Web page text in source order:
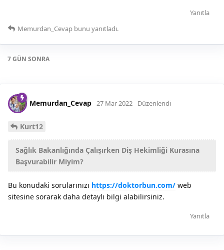
Yanıtla
Memurdan_Cevap bunu yanıtladı.
7 GÜN SONRA
Memurdan_Cevap 27 Mar 2022 Düzenlendi
Kurt12
Sağlık Bakanlığında Çalışırken Diş Hekimliği Kurasına
Başvurabilir Miyim?
Bu konudaki sorularınızı https://doktorbun.com/ web
sitesine sorarak daha detaylı bilgi alabilirsiniz.
Yanıtla